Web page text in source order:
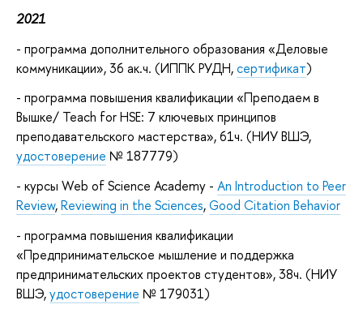
2021
- программа дополнительного образования «Деловые
коммуникации», 36 ак.ч. (ИППК РУДН,сертификат)
- программа повышения квалификации «Преподаем в
Вышке/ Teach for HSE: 7 ключевых принципов
преподавательского мастерства», 61ч. (НИУ ВШЭ,
удостоверение № 187779)
- курсы Web of Science Academy - An Introduction to Peer
Review,Reviewing in the Sciences,Good Citation Behavior
- программа повышения квалификации
«Предпринимательское мышление и поддержка
предпринимательских проектов студентов», 38ч. (НИУ
ВШЭ,удостоверение № 179031)